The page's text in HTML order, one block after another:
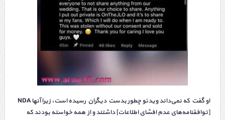
او گفت که نمی‌داند ویدئو چطور بدست دیگران رسیده است، زیرا آنها NDA
[توافقنامه‌های عدم افشای اطلاعات] داشتند و از همه خواسته بودند که